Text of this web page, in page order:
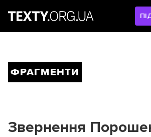
ФРАГМЕНТИ
Звернення